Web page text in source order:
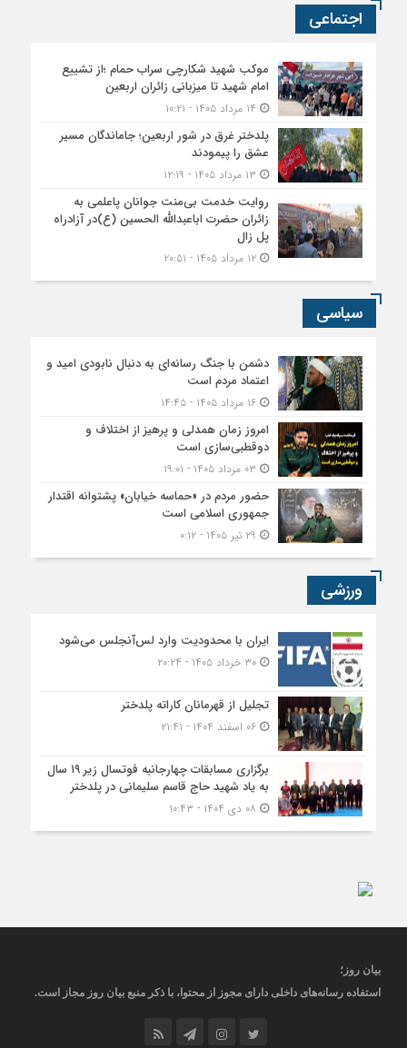
اجتماعی
موکب شهید شکارچی سراب حمام ؛از تشییع
امام شهید تا میزبانی زائران اربعین
پلدختر غرق در شور اربعین؛ جاماندگان مسیر
عشق را پیمودند
روایت خدمت بی‌منت جوانان پاعلمی به
زائران حضرت اباعبدالله الحسین (ع)در آزادراه
پل زال
۱۲ مرداد ۱۴۰۵ - ۲۰:۵۱
سیاسی
دشمن با جنگ رسانه‌ای به دنبال نابودی امید و
اعتماد مردم است
۱۶ مرداد ۱۴۰۵ - ۱۴:۴۵
امروز زمان همدلی و پرهیز از اختلاف و
دوقطبی‌سازی است
حضور مردم در «حماسه خیابان» پشتوانه اقتدار
جمهوری اسلامی است
ورزشی
ایران با محدودیت وارد لس‌آنجلس می‌شود
۳۰ خرداد ۱۴۰۵ - ۲۰:۲۴
تجلیل از قهرمانان کاراته پلدختر
۰۶ اسفند ۱۴۰۴ - ۲۱:۴۱
برگزاری مسابقات چهارجانبه فوتسال زیر ۱۹ سال
به یاد شهید حاج قاسم سلیمانی در پلدختر
بیان روز ؛
استفاده رسانه‌های داخلی دارای مجوز از محتوا، با ذکر منبع بیان روز مجاز است.